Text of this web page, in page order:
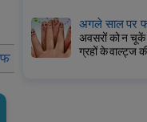
बुधवार 10 जून 2026 के
अगले साल पर
अवसरों को न
ग्रहों के वाल्ट्ज